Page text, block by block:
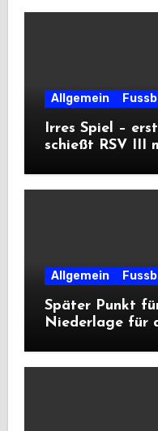
Allgemein
Irres Spiel –
schießt RSV III
Allgemein
Später Punkt
Niederlage für